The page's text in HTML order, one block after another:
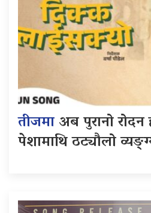
तीजमाअब पुरानो रोदन
पेशामाथि ठट्यौलो